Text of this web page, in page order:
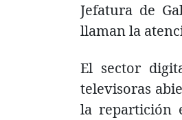
Jefatura de
llaman la
El sector
televisoras
la repartición